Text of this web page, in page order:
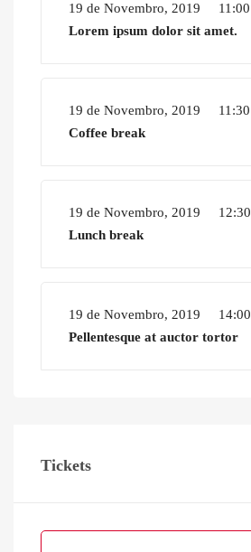
19 de Novembro, 2019
11:00
Lorem ipsum dolor sit amet.
19 de Novembro, 2019
11:30
Coffee break
19 de Novembro, 2019
12:30
Lunch break
19 de Novembro, 2019
14:00
Pellentesque at auctor tortor
Tickets